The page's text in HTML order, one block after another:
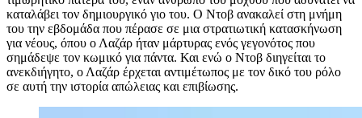
καταλάβει τον δημιουργικό γιο του. Ο Ντοβ ανακαλεί στη μνήμη
του την εβδομάδα που πέρασε σε μια στρατιωτική κατασκήνωση
για νέους, όπου ο Λαζάρ ήταν μάρτυρας ενός γεγονότος που
σημάδεψε τον κωμικό για πάντα. Και ενώ ο Ντοβ διηγείται το
ανεκδιήγητο, ο Λαζάρ έρχεται αντιμέτωπος με τον δικό του ρόλο
σε αυτή την ιστορία απώλειας και επιβίωσης.